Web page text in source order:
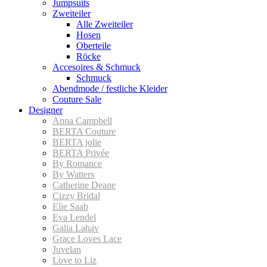
Jumpsuits
Zweiteiler
Alle Zweiteiler
Hosen
Oberteile
Röcke
Accesoires & Schmuck
Schmuck
Abendmode / festliche Kleider
Couture Sale
Designer
Anna Campbell
BERTA Couture
BERTA jolie
BERTA Privée
By Romance
By Watters
Catherine Deane
Cizzy Bridal
Elie Saab
Eva Lendel
Galia Lahav
Grace Loves Lace
Juvelan
Love to Liz